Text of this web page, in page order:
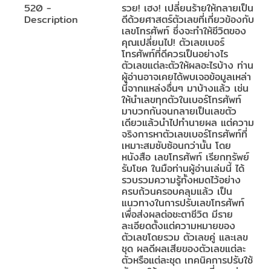
520 -
Description
รวย! เฮง! เปลี่ยนร้ายให้กลายเป็น
ดีด้วยศาสตร์ตัวเลขที่เกี่ยวข้องกับ
เลขโทรศัพท์ ซึ่งจะทำให้ชีวิตของ
คุณเปลี่ยนไป! ตัวเลขเบอร์
โทรศัพท์ที่ดีควรเป็นอย่างไร
ตัวเลขแต่ละตัวให้ผลอะไรบ้าง ท่าน
ผู้อ่านอาจเคยได้พบเจอข้อมูลเหล่า
นี้จากแหล่งอื่นๆ มาบ้างแล้ว เช่น
ให้นำเลขทุกตัวในเบอร์โทรศัพท์
มาบวกกันจนกลายเป็นเลขตัว
เดียวแล้วนำไปทำนายผล แต่ความ
จริงการหาตัวเลขเบอร์โทรศัพท์ที่
เหมาะสมซับซ้อนกว่านั้น โดย
หนังสือ เลขโทรศัพท์ เรียกทรัพย์
รับโชค ในมือท่านผู้อ่านเล่มนี้ ได้
รวบรวมความรู้ทั้งหมดไว้อย่าง
ครบถ้วนครอบคลุมแล้ว เป็น
แนวทางในการปรับเลขโทรศัพท์
เพื่อส่งผลต่อชะตาชีวิต มีราย
ละเอียดตั้งแต่ความหมายของ
ตัวเลขโดยรวม ตัวเลขคู่ และเลข
ชุด ผลดีผลเสียของตัวเลขแต่ละ
ตัวหรือแต่ละชุด เทคนิคการปรับใช้